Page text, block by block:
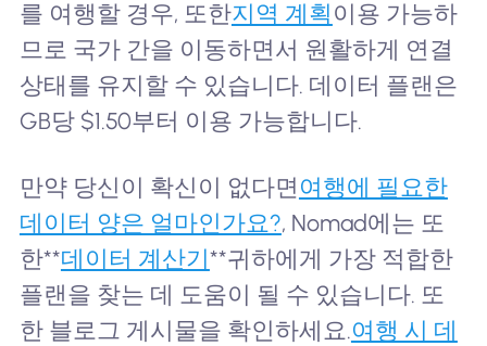
를 여행할 경우, 또한지역 계획 이용 가능하
므로 국가 간을 이동하면서 원활하게 연결
상태를 유지할 수 있습니다. 데이터 플랜은
GB당 $1.50부터 이용 가능합니다.
만약 당신이 확신이 없다면 여행에 필요한
데이터 양은 얼마인가요?, Nomad에는 또
한**데이터 계산기**귀하에게 가장 적합한
플랜을 찾는 데 도움이 될 수 있습니다. 또
한 블로그 게시물을 확인하세요.여행 시 데